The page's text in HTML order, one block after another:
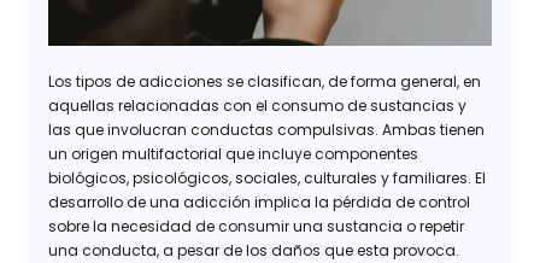
Los tipos de adicciones se clasifican, de forma general, en
aquellas relacionadas con el consumo de sustancias y
las que involucran conductas compulsivas. Ambas tienen
un origen multifactorial que incluye componentes
biológicos, psicológicos, sociales, culturales y familiares. El
desarrollo de una adicción implica la pérdida de control
sobre la necesidad de consumir una sustancia o repetir
una conducta, a pesar de los daños que esta provoca.